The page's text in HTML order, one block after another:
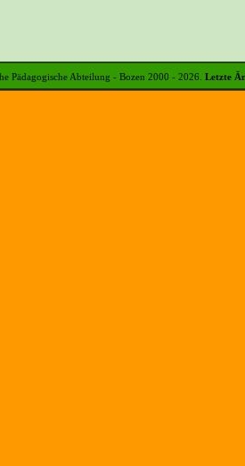
Pädagogische Abteilung - Bozen 2000 - 2026 Letzte